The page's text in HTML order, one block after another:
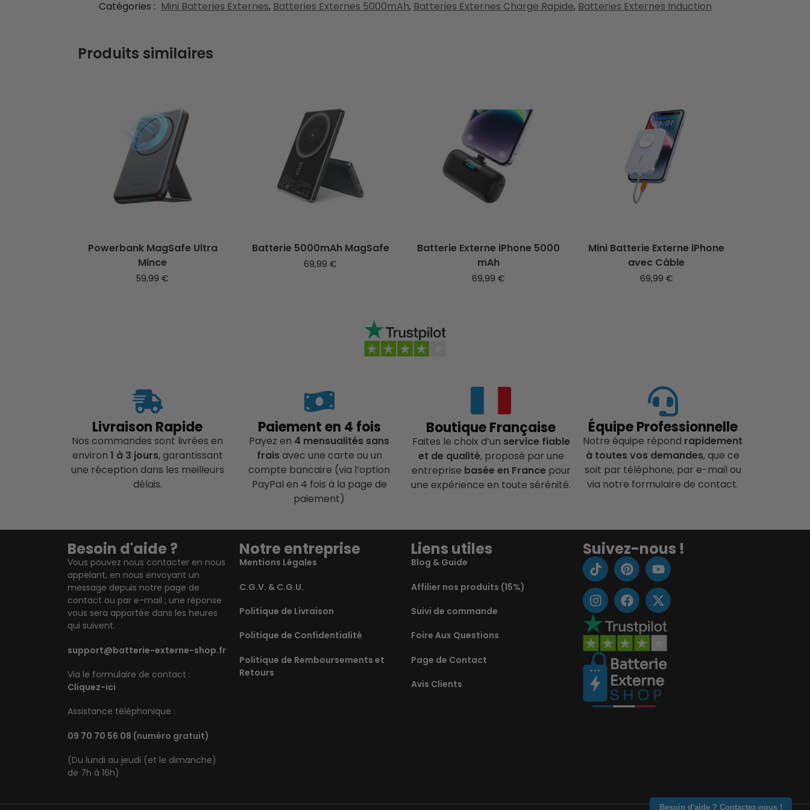
Besoin d'aide ? Contactez-nous !
Catégories : Mini Batteries Externes, Batteries Externes 5000mAh, Batteries Externes Charge Rapide, Batteries Externes Induction
Produits similaires
Powerbank MagSafe Ultra
Mince
59,99€
Batterie 5000mAh MagSafe
69,99€
Batterie Externe iPhone 5000
mAh
69,99€
Mini Batterie Externe iPhone
avec Câble
69,99 €
Livraison Rapide
Nos commandes sont livrées en
environ 1 à 3 jours, garantissant
une réception dans les meilleurs
délais.
Paiement en 4 fois
Payez en 4 mensualités sans
frais avec une carte ou un
compte bancaire (via l’option
PayPal en 4 fois à la page de
paiement)
Boutique Française
Faites le choix d’un service fiable
et de qualité, proposé par une
entreprise basée en France pour
une expérience en toute sérénité.
Équipe Professionnelle
Notre équipe répond rapidement
à toutes vos demandes, que ce
soit par téléphone, par e-mail ou
via notre formulaire de contact.
Besoin d'aide ?
Vous pouvez nous contacter en nous
appelant, en nous envoyant un
message depuis notre page de
contact ou par e-mail ; une réponse
vous sera apportée dans les heures
qui suivent.
support@batterie-externe-shop.fr
Via le formulaire de contact :
Cliquez-ici
Assistance téléphonique :
09 70 70 56 08 (numéro gratuit)
(Du lundi au jeudi (et le dimanche)
de 7h à 16h)
Notre entreprise
Mentions Légales
C.G.V. & C.G.U.
Politique de Livraison
Politique de Confidentialité
Politique de Remboursements et
Retours
Liens utiles
Blog & Guide
Affilier nos produits (15%)
Suivi de commande
Foire Aux Questions
Page de Contact
Avis Clients
Suivez-nous !